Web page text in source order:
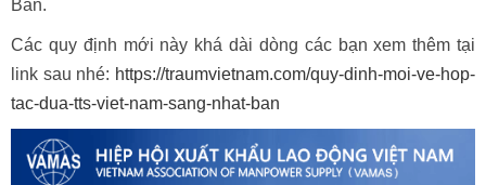
Bản.
Các quy định mới này khá dài dòng các bạn xem thêm tại
link sau nhé: https://traumvietnam.com/quy-dinh-moi-ve-hop-
tac-dua-tts-viet-nam-sang-nhat-ban